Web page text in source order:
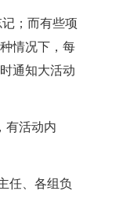
；而有些项
情况下，每
通知大活动
有活动内
任、各组负